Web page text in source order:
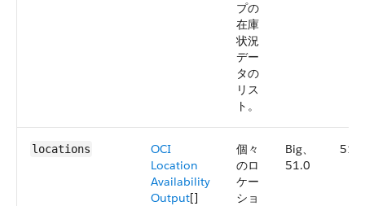
プの
在庫
状況
デー
タの
リス
ト。
locations
OCI
Location
Availability
Output[]
個々
のロ
ケー
ショ
Big、
51.0
51.0